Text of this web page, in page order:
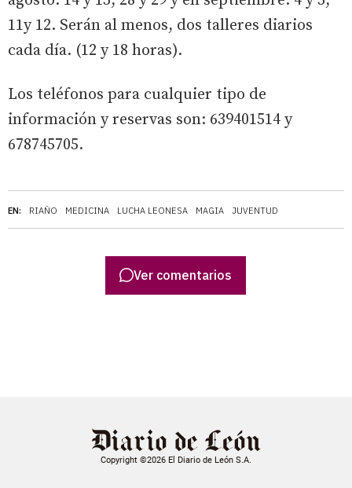
EN: RIAÑO MEDICINA LUCHA LEONESA MAGIA JUVENTUD
11y 12. Serán al menos, dos talleres diarios
cada día. (12 y 18 horas).
Los teléfonos para cualquier tipo de
información y reservas son: 639401514 y
678745705.
Ver comentarios
Copyright ©2026 El Diario de León S.A.